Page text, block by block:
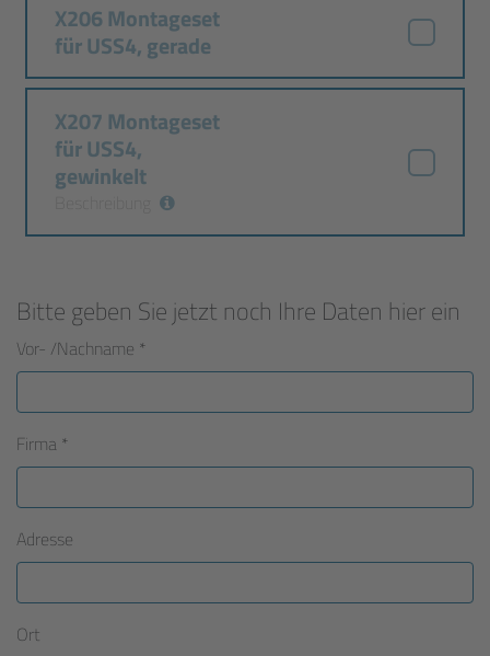
X206 Montageset
für USS4, gerade
X207 Montageset
für USS4,
gewinkelt
Bitte geben Sie jetzt noch Ihre Daten hier ein
Vor- /Nachname *
Firma *
Adresse
Ort